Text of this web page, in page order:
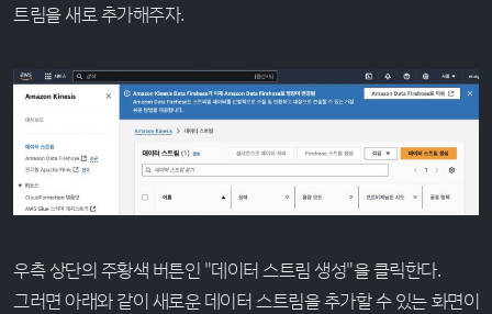
트림을 새로 추가해주자.
우측 상단의 주황색 버튼인 "데이터 스트림 생성"을 클릭한다.
그러면 아래와 같이 새로운 데이터 스트림을 추가할 수 있는 화면이